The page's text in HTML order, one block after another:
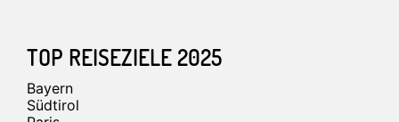
TOP REISEZIELE 2025
Bayern
Südtirol